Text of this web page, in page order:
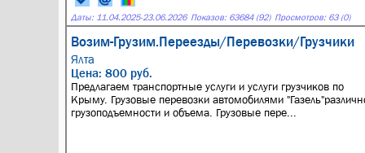
Даты: 11.04.2025-23.06.2026 Показов: 63684 (92) Просмотров: 63 (0)
Возим-Грузим.Переезды/Перевозки/Грузчики
Ялта
Цена: 800 руб.
Предлагаем транспортные услуги и услуги грузчиков по
Крыму. Грузовые перевозки автомобилями
грузоподъемности и объема. Грузовые пере...